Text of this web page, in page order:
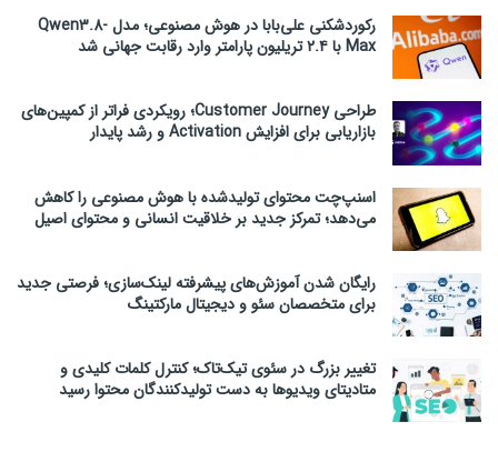
رکوردشکنی علی‌بابا در هوش مصنوعی؛ مدل Qwen3.8-
Max با ۲.۴ تریلیون پارامتر وارد رقابت جهانی شد
طراحی Customer Journey؛ رویکردی فراتر از کمپین‌های
بازاریابی برای افزایش Activation و رشد پایدار
اسنپ‌چت محتوای تولیدشده با هوش مصنوعی را کاهش
می‌دهد؛ تمرکز جدید بر خلاقیت انسانی و محتوای اصیل
رایگان شدن آموزش‌های پیشرفته لینک‌سازی؛ فرصتی جدید
برای متخصصان سئو و دیجیتال مارکتینگ
تغییر بزرگ در سئوی تیک‌تاک؛ کنترل کلمات کلیدی و
متادیتای ویدیوها به دست تولیدکنندگان محتوا رسید